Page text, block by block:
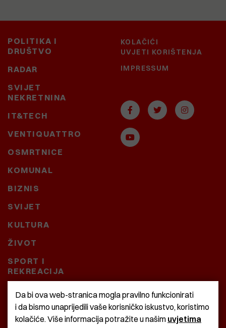
POLITIKA I
DRUŠTVO
RADAR
SVIJET
NEKRETNINA
IT&TECH
VENTIQUATTRO
OSMRTNICE
KOMUNAL
BIZNIS
SVIJET
KULTURA
ŽIVOT
SPORT I
REKREACIJA
CRNA KRONIKA
BAŠTARDINI I PRAVI
KOLAČIĆI
UVJETI KORIŠTENJA
IMPRESSUM
Da bi ova web-stranica mogla pravilno funkcionirati
i da bismo unaprijedili vaše korisničko iskustvo, koristimo
kolačiće. Više informacija potražite u našim uvjetima